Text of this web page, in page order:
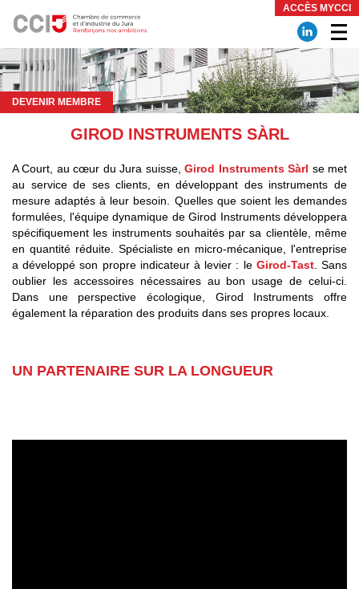
ACCÈS MYCCI
DEVENIR MEMBRE
GIROD INSTRUMENTS SÀRL
A Court, au cœur du Jura suisse,Girod Instruments Sàrl se met
au service de ses clients, en développant des instruments de
mesure adaptés à leur besoin. Quelles que soient les demandes
formulées, l'équipe dynamique de Girod Instruments développera
spécifiquement les instruments souhaités par sa clientèle, même
en quantité réduite. Spécialiste en micro-mécanique, l'entreprise
a développé son propre indicateur à levier : le Girod-Tast. Sans
oublier les accessoires nécessaires au bon usage de celui-ci.
Dans une perspective écologique, Girod Instruments offre
également la réparation des produits dans ses propres locaux.
UN PARTENAIRE SUR LA LONGUEUR